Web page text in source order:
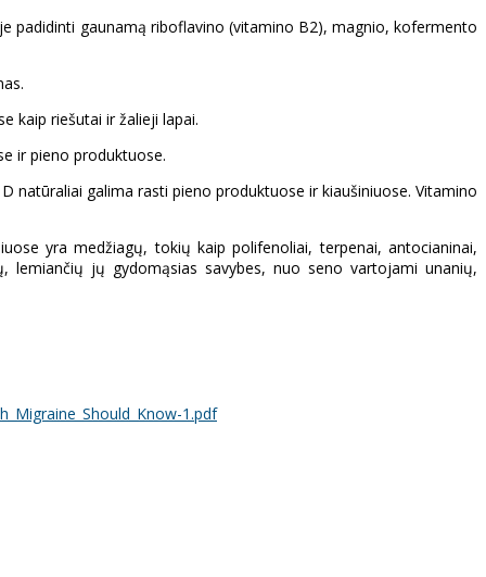
padidinti gaunamą riboflavino (vitamino B2), magnio, kofermento
kaip riešutai ir žalieji lapai.
ir pieno produktuose.
natūraliai galima rasti pieno produktuose ir kiaušiniuose. Vitamino
yra medžiagų, tokių kaip polifenoliai, terpenai, antocianinai,
lemiančių jų gydomąsias savybes, nuo seno vartojami unanių,
1.pdf